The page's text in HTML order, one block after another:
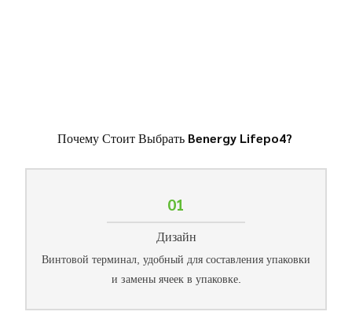
Почему Стоит Выбрать Benergy Lifepo4?
01
Дизайн
Винтовой терминал, удобный для составления упаковки
и замены ячеек в упаковке.